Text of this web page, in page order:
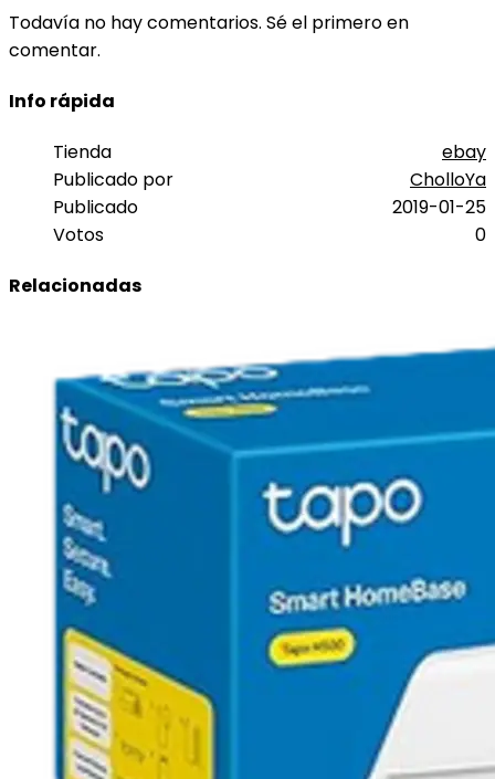
Todavía no hay comentarios. Sé el primero en
comentar.
Info rápida
Tienda
ebay
Publicado por
CholloYa
Publicado
2019-01-25
Votos
0
Relacionadas